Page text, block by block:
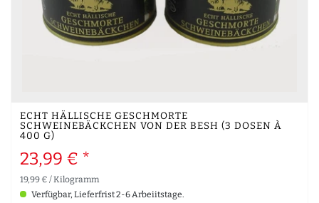
ECHT HÄLLISCHE GESCHMORTE
SCHWEINEBÄCKCHEN VON DER BESH (3 DOSEN À
400 G)
23,99 € *
19,99 € / Kilogramm
Verfügbar, Lieferfrist 2-6 Arbeiitstage.